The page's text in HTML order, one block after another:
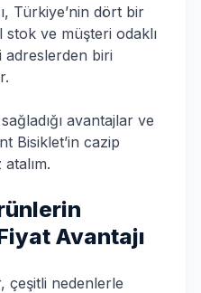
Türkiye’nin dört bir
ve müşteri odaklı
adreslerden biri
avantajlar ve
Bisiklet’in cazip
Avantajı
çeşitli nedenlerle